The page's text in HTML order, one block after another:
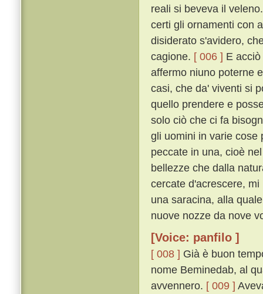
reali si beveva il
certi gli ornamenti con
disiderato s'avidero,
cagione. [ 006 ] E
affermo niuno poterne
casi, che da' viventi si
quello prendere e
solo ciò che ci fa
gli uomini in varie cose
peccate in una, cioè
bellezze che dalla
cercate d'acrescere,
una saracina, alla
nuove nozze da nove
[Voice: panfilo ]
[ 008 ] Già è buon
nome Beminedab, al
avvennero. [ 009 ]